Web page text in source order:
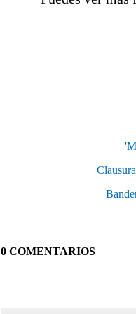
0 COMENTARIOS